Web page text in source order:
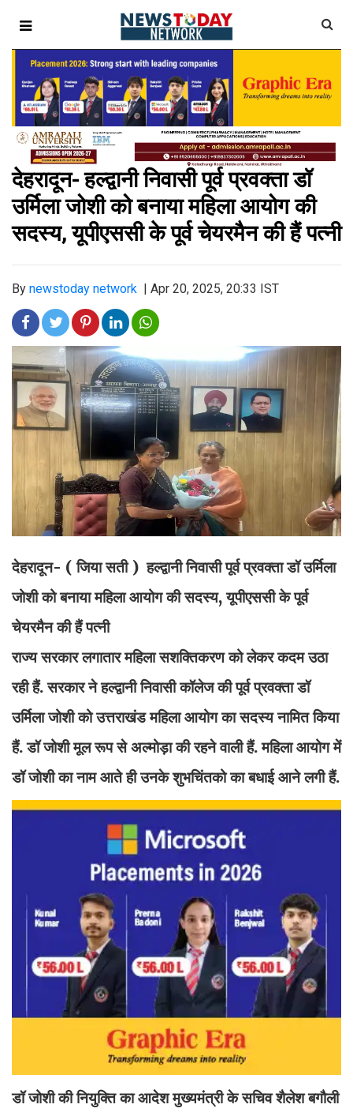
देहरादून- हल्द्वानी निवासी पूर्व प्रवक्ता डॉ
उर्मिला जोशी को बनाया महिला आयोग की
सदस्य, यूपीएससी के पूर्व चेयरमैन की हैं पत्नी
By newstoday network Apr 20, 2025, 20:33 IST
देहरादून- ( जिया सती ) हल्द्वानी निवासी पूर्व प्रवक्ता डॉ उर्मिला
जोशी को बनाया महिला आयोग की सदस्य, यूपीएससी के पूर्व
चेयरमैन की हैं पत्नी
राज्य सरकार लगातार महिला सशक्तिकरण को लेकर कदम उठा
रही हैं. सरकार ने हल्द्वानी निवासी कॉलेज की पूर्व प्रवक्ता डॉ
उर्मिला जोशी को उत्तराखंड महिला आयोग का सदस्य नामित किया
हैं. डॉ जोशी मूल रूप से अल्मोड़ा की रहने वाली हैं. महिला आयोग में
डॉ जोशी का नाम आते ही उनके शुभचिंतको का बधाई आने लगी हैं.
डॉ जोशी की नियुक्ति का आदेश मुख्यमंत्री के सचिव शैलेश बगौली